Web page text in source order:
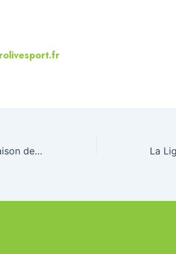
Baisser de rideau de la saison de triathlon